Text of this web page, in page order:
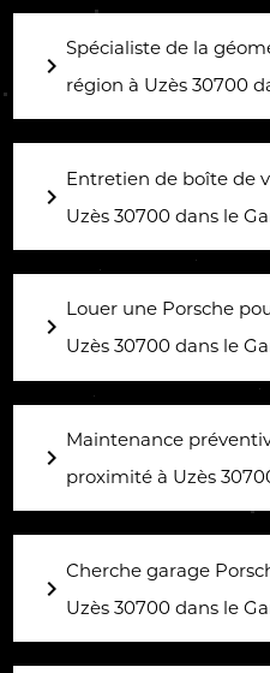
navigate_next
Spécialiste de la
région à Uzès 30700
navigate_next
Entretien de boîte de
Uzès 30700 dans le
navigate_next
Louer une Porsche
Uzès 30700 dans le
navigate_next
Maintenance
proximité à Uzès
navigate_next
Cherche garage
Uzès 30700 dans le